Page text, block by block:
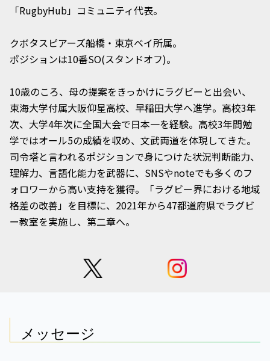
「RugbyHub」コミュニティ代表。
クボタスピアーズ船橋・東京ベイ所属。
ポジションは10番SO(スタンドオフ)。
10歳のころ、母の提案をきっかけにラグビーと出会い、
東海大学付属大阪仰星高校、早稲田大学へ進学。高校3年
次、大学4年次に全国大会で日本一を経験。高校3年間勉
学ではオール5の成績を収め、文武両道を体現してきた。
司令塔と言われるポジションで身につけた状況判断能力、
理解力、言語化能力を武器に、SNSやnoteでも多くのフ
ォロワーから高い支持を獲得。「ラグビー界における地域
格差の改善」を目標に、2021年から47都道府県でラグビ
ー教室を実施し、第二章へ。
メッセージ